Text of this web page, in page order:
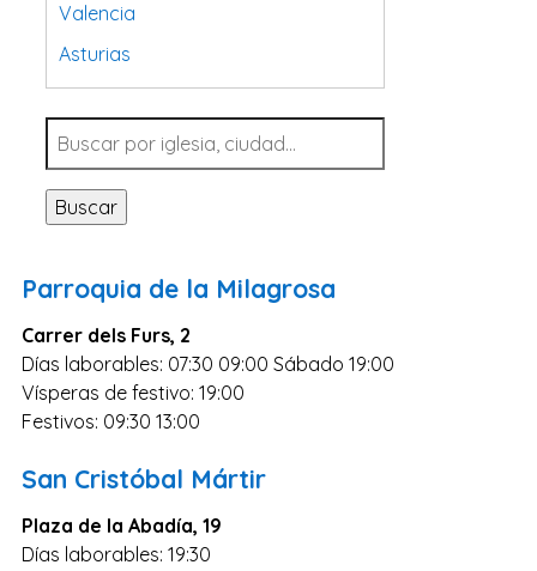
Valencia
Asturias
Tarragona
Navarra
Valladolid
Sevilla
Santa Cruz de Tenerife
Cantabria
Islas Baleares
Las Palmas
Toledo
Buscar
Parroquia de la Milagrosa
Carrer dels Furs, 2
Días laborables: 07:30 09:00 Sábado 19:00
Vísperas de festivo: 19:00
Festivos: 09:30 13:00
San Cristóbal Mártir
Plaza de la Abadía, 19
Días laborables: 19:30